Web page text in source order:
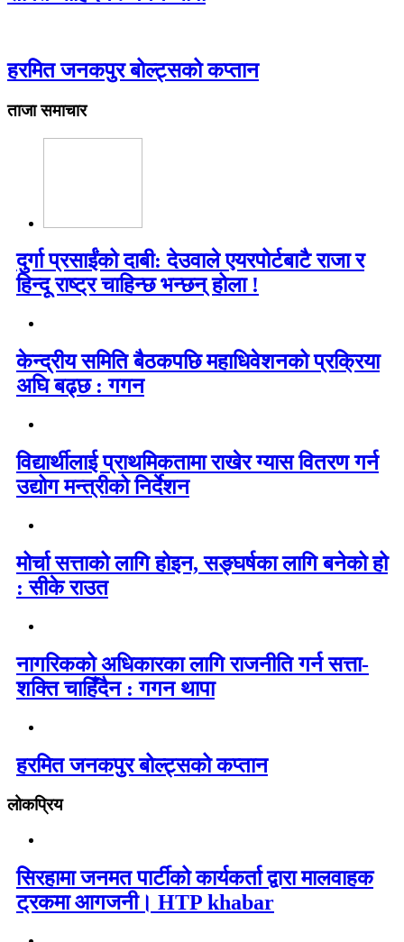
हरमित जनकपुर बोल्ट्सको कप्तान
ताजा समाचार
दुर्गा प्रसाईंको दाबी: देउवाले एयरपोर्टबाटै राजा र
हिन्दू राष्ट्र चाहिन्छ भन्छन् होला !
केन्द्रीय समिति बैठकपछि महाधिवेशनको प्रक्रिया
अघि बढ्छ : गगन
विद्यार्थीलाई प्राथमिकतामा राखेर ग्यास वितरण गर्न
उद्योग मन्त्रीको निर्देशन
मोर्चा सत्ताको लागि होइन, सङ्घर्षका लागि बनेको हो
: सीके राउत
नागरिकको अधिकारका लागि राजनीति गर्न सत्ता-
शक्ति चाहिँदैन : गगन थापा
हरमित जनकपुर बोल्ट्सको कप्तान
लोकप्रिय
सिरहामा जनमत पार्टीको कार्यकर्ता द्वारा मालवाहक
ट्रकमा आगजनी। HTP khabar